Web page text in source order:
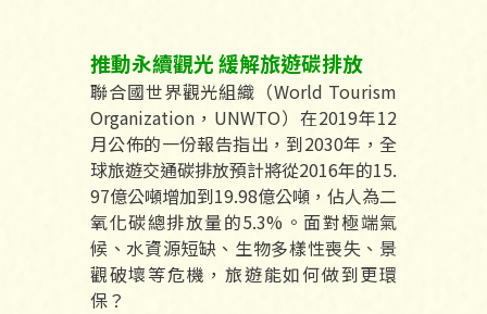
推動永續觀光 緩解旅遊碳排放
聯合國世界觀光組織（World Tourism
Organization，UNWTO）在2019年12
月公佈的一份報告指出，到2030年，全
球旅遊交通碳排放預計將從2016年的15.
97億公噸增加到19.98億公噸，佔人為二
氧化碳總排放量的5.3%。面對極端氣
候、水資源短缺、生物多樣性喪失、景
觀破壞等危機，旅遊能如何做到更環
保？